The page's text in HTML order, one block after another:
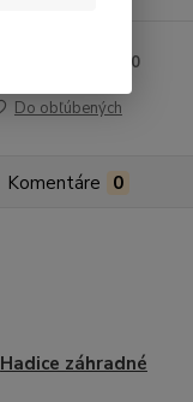
2110
Do obľúbených
Komentáre 0
Hadice záhradné